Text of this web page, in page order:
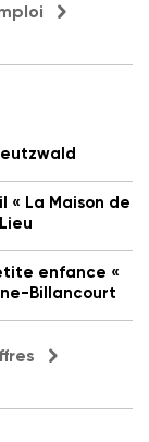
La Maison de
enfance «
Billancourt